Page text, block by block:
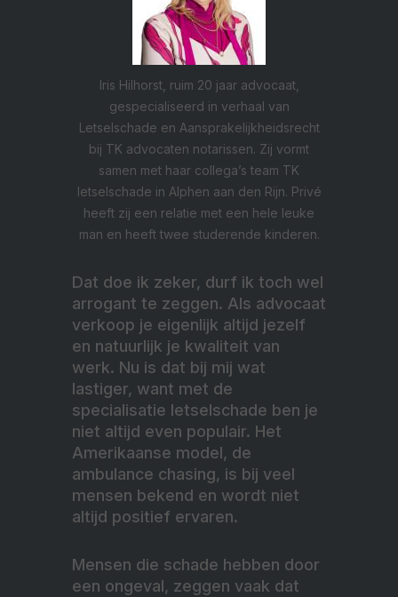
Iris Hilhorst, ruim 20 jaar advocaat,
gespecialiseerd in verhaal van
Letselschade en Aansprakelijkheidsrecht
bij TK advocaten notarissen. Zij vormt
samen met haar collega’s team TK
letselschade in Alphen aan den Rijn. Privé
heeft zij een relatie met een hele leuke
man en heeft twee studerende kinderen.
Dat doe ik zeker, durf ik toch wel
arrogant te zeggen. Als advocaat
verkoop je eigenlijk altijd jezelf
en natuurlijk je kwaliteit van
werk. Nu is dat bij mij wat
lastiger, want met de
specialisatie letselschade ben je
niet altijd even populair. Het
Amerikaanse model, de
ambulance chasing, is bij veel
mensen bekend en wordt niet
altijd positief ervaren.
Mensen die schade hebben door
een ongeval, zeggen vaak dat